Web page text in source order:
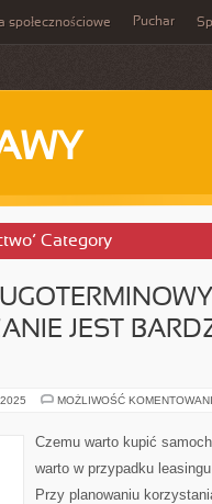
społecznościowe Puchar
Category
JEST
MOŻLIWOŚĆ
Czemu warto kupić
warto w przypadku
Przy planowaniu